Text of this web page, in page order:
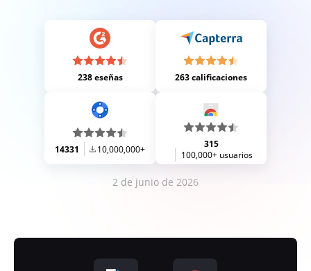
238 eseñas 263 calificaciones
14331 10,000,000+
315
100,000+ usuarios
2 de junio de 2026